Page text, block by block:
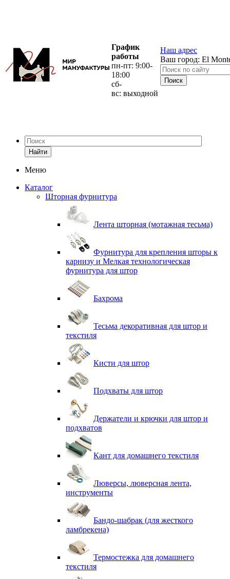
График
работы
пн-пт: 9:00-
18:00
сб-
вс: выходной
Наш адрес
Ваш город: El
Найти
Меню
Каталог
Шторная фурнитура
Лента шторная (мотажная тесьма)
Фурнитура для крепления шторы к
карнизу и Мелкая технологическая
фурнитура для штор
Бахрома
Тесьма декоративная для штор и
текстиля
Кисти для штор
Подхваты для штор
Держатели и крючки для штор и
подхватов
Кант для домашнего текстиля
Люверсы, люверсная лента,
инструменты
Бандо-шабрак (для жесткого
ламбрекена)
Термостежка для домашнего
текстиля